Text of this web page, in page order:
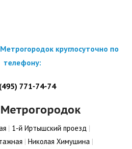
круглосуточно по
телефону:
771-74-74
| 1-й Иртышский проезд |
| Николая Химушина |